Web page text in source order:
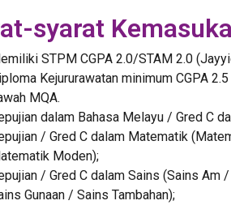
syarat
STPM CGPA 2.0/STAM 2.0
Kejururawatan minimum CGPA
MQA.
dalam Bahasa Melayu / Gred C
/ Gred C dalam Matematik
Moden);
/ Gred C dalam Sains (Sains
Gunaan / Sains Tambahan);